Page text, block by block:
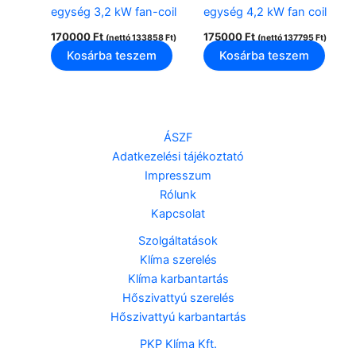
egység 3,2 kW fan-coil
170000Ft (nettó133858Ft)
Kosárba teszem
egység 4,2 kW fan coil
175000Ft (nettó137795Ft)
Kosárba teszem
ÁSZF
Adatkezelési tájékoztató
Impresszum
Rólunk
Kapcsolat
Szolgáltatások
Klíma szerelés
Klíma karbantartás
Hőszivattyú szerelés
Hőszivattyú karbantartás
PKP Klíma Kft.